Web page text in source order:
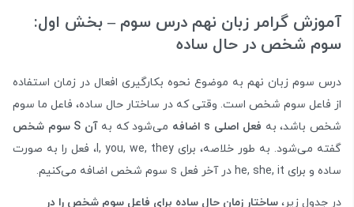
آموزش گرامر زبان نهم درس سوم – بخش اول:
سوم شخص در حال ساده
درس سوم زبان نهم به موضوع نحوه‌ بکارگیری افعال در زمان استفاده
از فاعل سوم شخص است. وقتی که در ساختار حال ساده، فاعل ما سوم
شخص باشد، به فعل اصلی s اضافه می‌شود که بهآن S سوم شخص
گفته می‌شود. به طور خلاصه، برای I, you, we, they، فعل را به صورت
ساده و برای he, she, it در آخر فعل s سوم شخص اضافه می‌کنیم.
در جدول زیر، ساختار زمان حال ساده برای فاعل سوم شخص را در